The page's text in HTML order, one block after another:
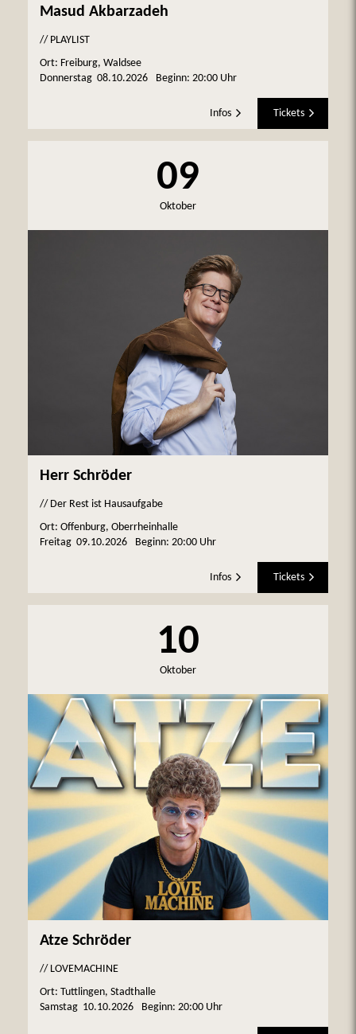
Masud Akbarzadeh
// PLAYLIST
Ort: Freiburg, Waldsee
Donnerstag 08.10.2026 Beginn: 20:00 Uhr
Infos Tickets
09
Oktober
Herr Schröder
// Der Rest ist Hausaufgabe
Ort: Offenburg, Oberrheinhalle
Freitag 09.10.2026 Beginn: 20:00 Uhr
Infos Tickets
10
Oktober
Atze Schröder
// LOVEMACHINE
Ort: Tuttlingen, Stadthalle
Samstag 10.10.2026 Beginn: 20:00 Uhr